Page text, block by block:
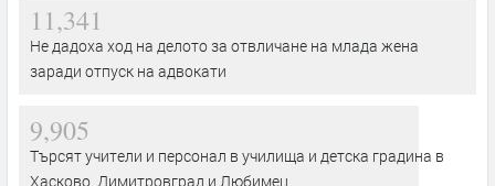
11,341
Не дадоха ход на делото за отвличане на млада жена
заради отпуск на адвокати
9,905
Търсят учители и персонал в училища и детска градина в
Хасково, Димитровград и Любимец